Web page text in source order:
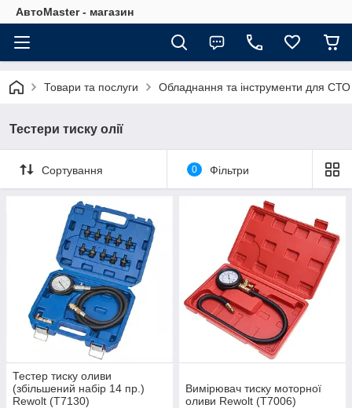
АвтоMaster - магазин
Товари та послуги Обладнання та інструменти для СТО
Тестери тиску олії
Сортування 0 Фільтри
Тестер тиску оливи
(збільшений набір 14 пр.)
Rewolt (T7130)
Вимірювач тиску моторної
оливи Rewolt (T7006)